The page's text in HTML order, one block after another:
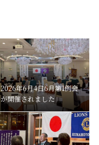
2026年6月4日6月第1例会
が開催されました